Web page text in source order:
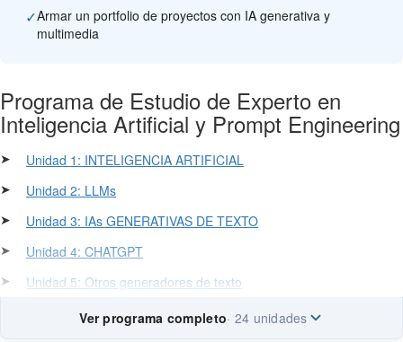
✓Armar un portfolio de proyectos con IA generativa y
multimedia
Programa de Estudio de Experto en
Inteligencia Artificial y Prompt Engineering
➤
Unidad 1: INTELIGENCIA ARTIFICIAL
➤
Unidad 2: LLMs
➤
Unidad 3: IAs GENERATIVAS DE TEXTO
➤
Unidad 4: CHATGPT
➤
Unidad 5: Otros generadores de texto
Ver programa completo· 24 unidades